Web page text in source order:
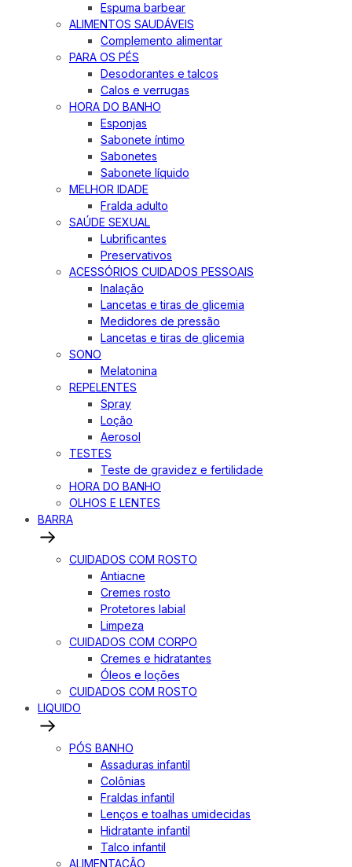
Espuma barbear
ALIMENTOS SAUDÁVEIS
Complemento alimentar
PARA OS PÉS
Desodorantes e talcos
Calos e verrugas
HORA DO BANHO
Esponjas
Sabonete íntimo
Sabonetes
Sabonete líquido
MELHOR IDADE
Fralda adulto
SAÚDE SEXUAL
Lubrificantes
Preservativos
ACESSÓRIOS CUIDADOS PESSOAIS
Inalação
Lancetas e tiras de glicemia
Medidores de pressão
Lancetas e tiras de glicemia
SONO
Melatonina
REPELENTES
Spray
Loção
Aerosol
TESTES
Teste de gravidez e fertilidade
HORA DO BANHO
OLHOS E LENTES
BARRA
CUIDADOS COM ROSTO
Antiacne
Cremes rosto
Protetores labial
Limpeza
CUIDADOS COM CORPO
Cremes e hidratantes
Óleos e loções
CUIDADOS COM ROSTO
LIQUIDO
PÓS BANHO
Assaduras infantil
Colônias
Fraldas infantil
Lenços e toalhas umidecidas
Hidratante infantil
Talco infantil
ALIMENTAÇÃO